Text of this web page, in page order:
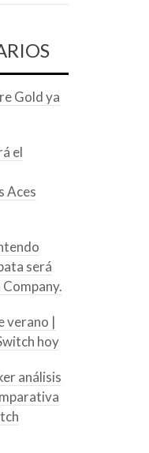
Gold ya
el
Aces
será
verano |
hoy
análisis